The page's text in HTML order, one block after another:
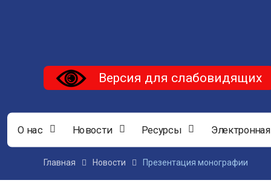
Версия для слабовидящих
О нас Новости Ресурсы
Главная Новости Презентация монографии